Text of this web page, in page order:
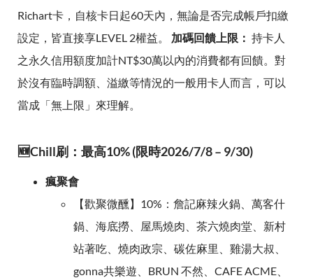
Richart卡，自核卡日起60天內，無論是否完成帳戶扣繳
設定，皆直接享LEVEL 2權益。 加碼回饋上限： 持卡人
之永久信用額度加計NT$30萬以內的消費都有回饋。對
於沒有臨時調額、溢繳等情況的一般用卡人而言，可以
當成「無上限」來理解。
🆕Chill刷：最高10% (限時2026/7/8 – 9/30)
瘋聚會
【歡聚微醺】10%：詹記麻辣火鍋、萬客什
鍋、海底撈、屋馬燒肉、茶六燒肉堂、新村
站著吃、燒肉政宗、碳佐麻里、雞湯大叔、
gonna共樂遊、BRUN 不然、CAFE ACME、